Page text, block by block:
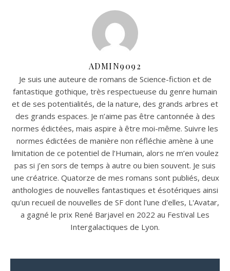
ADMIN9092
Je suis une auteure de romans de Science-fiction et de
fantastique gothique, très respectueuse du genre humain
et de ses potentialités, de la nature, des grands arbres et
des grands espaces. Je n’aime pas être cantonnée à des
normes édictées, mais aspire à être moi-même. Suivre les
normes édictées de manière non réfléchie amène à une
limitation de ce potentiel de l’Humain, alors ne m’en voulez
pas si j’en sors de temps à autre ou bien souvent. Je suis
une créatrice. Quatorze de mes romans sont publiés, deux
anthologies de nouvelles fantastiques et ésotériques ainsi
qu'un recueil de nouvelles de SF dont l'une d'elles, L'Avatar,
a gagné le prix René Barjavel en 2022 au Festival Les
Intergalactiques de Lyon.